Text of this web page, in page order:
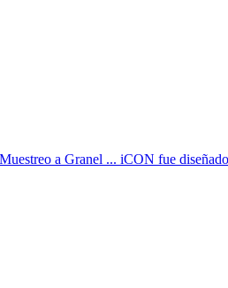
a Granel ... iCON fue